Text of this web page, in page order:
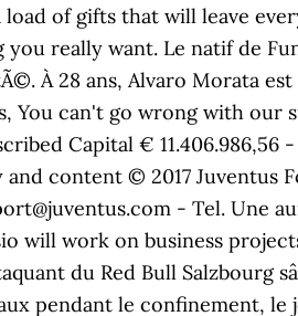
of gifts that will leave
really want. Le natif de
À 28 ans, Alvaro Morata
can't go wrong with our
Capital €
and content © 2017
- Tel. Une
will work on business
du Red Bull Salzbourg
pendant le confinement,